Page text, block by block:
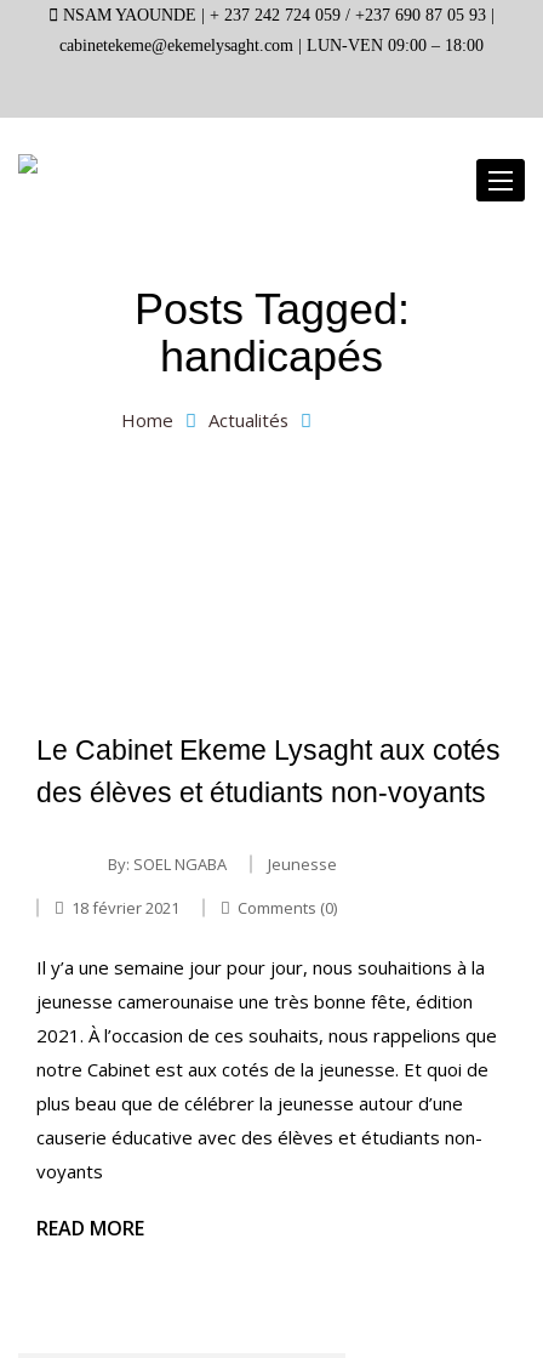
NSAM YAOUNDE | + 237 242 724 059 / +237 690 87 05 93 |
cabinetekeme@ekemelysaght.com | LUN-VEN 09:00 – 18:00
Posts Tagged:
handicapés
Home Actualités
Le Cabinet Ekeme Lysaght aux cotés
des élèves et étudiants non-voyants
By: SOEL NGABA
Jeunesse
18 février 2021
Comments (0)
Il y’a une semaine jour pour jour, nous souhaitions à la
jeunesse camerounaise une très bonne fête, édition
2021. À l’occasion de ces souhaits, nous rappelions que
notre Cabinet est aux cotés de la jeunesse. Et quoi de
plus beau que de célébrer la jeunesse autour d’une
causerie éducative avec des élèves et étudiants non-
voyants
READ MORE